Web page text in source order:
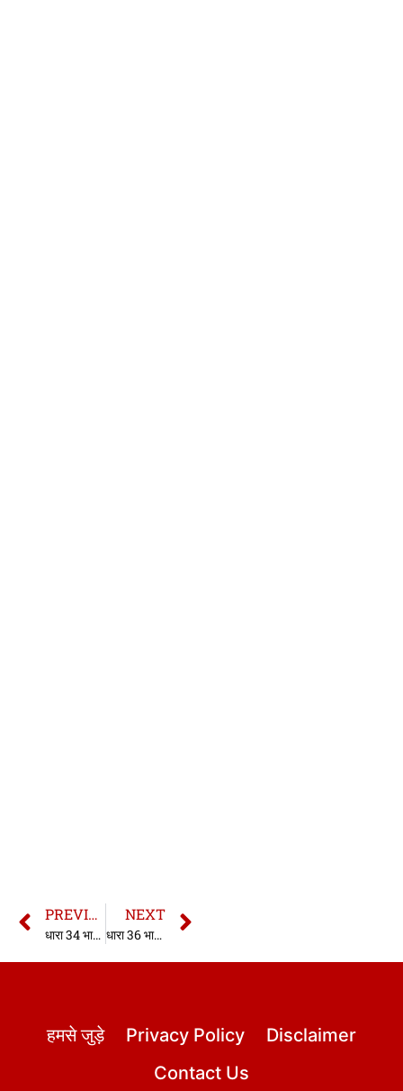
PREVIOUS
धारा 34 भारतीय साक्ष्य अधिनियम | धारा 34 साक्ष्य अधिनियम | Section 34 Indian Evidence Act in hindi
NEXT
धारा 36 भारतीय साक्ष्य अधिनियम | धारा 36 साक्ष्य अधिनियम | Section 36 Indian Evidence Act in hindi
हमसे जुड़े Privacy Policy
Disclaimer
Contact Us